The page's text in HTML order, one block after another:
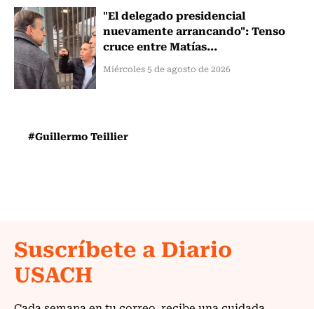
"El delegado presidencial
nuevamente arrancando": Tenso
cruce entre Matías...
Miércoles 5 de agosto de 2026
#Guillermo Teillier